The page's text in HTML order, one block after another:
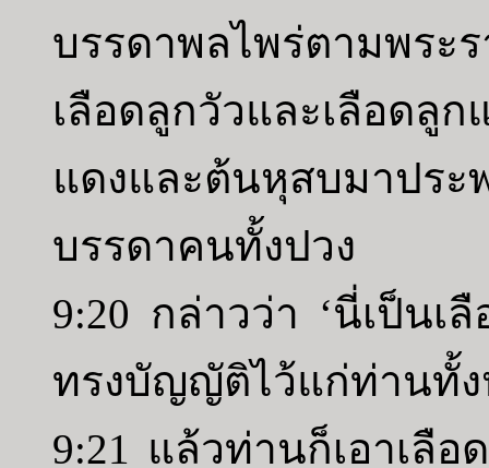
บรรดาพลไพร่ตามพร
เลือดลูกวัวและเลือด
แดงและต้นหุสบมาปร
บรรดาคนทั้งปวง
9:20 กล่าวว่า ‘นี่เป็น
ทรงบัญญัติไว้แก่ท่านทั้ง
9:21 แล้วท่านก็เอาเลื